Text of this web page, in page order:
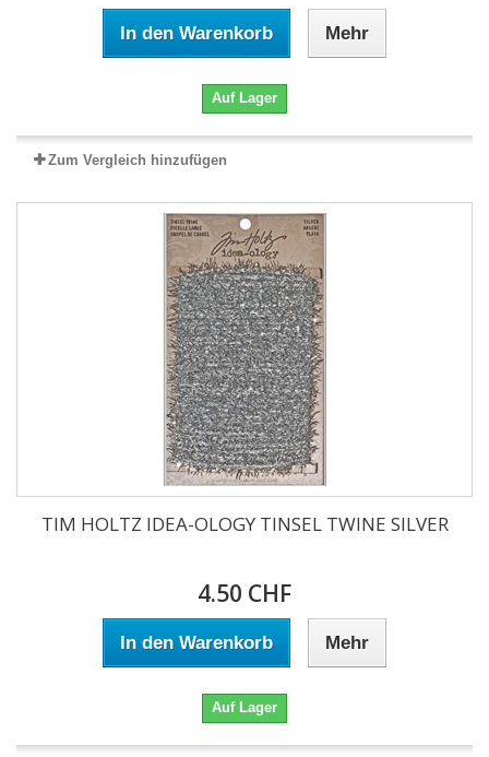
In den Warenkorb Mehr
Auf Lager
Zum Vergleich hinzufügen
TIM HOLTZ IDEA-OLOGY TINSEL TWINE SILVER
4.50 CHF
In den Warenkorb Mehr
Auf Lager